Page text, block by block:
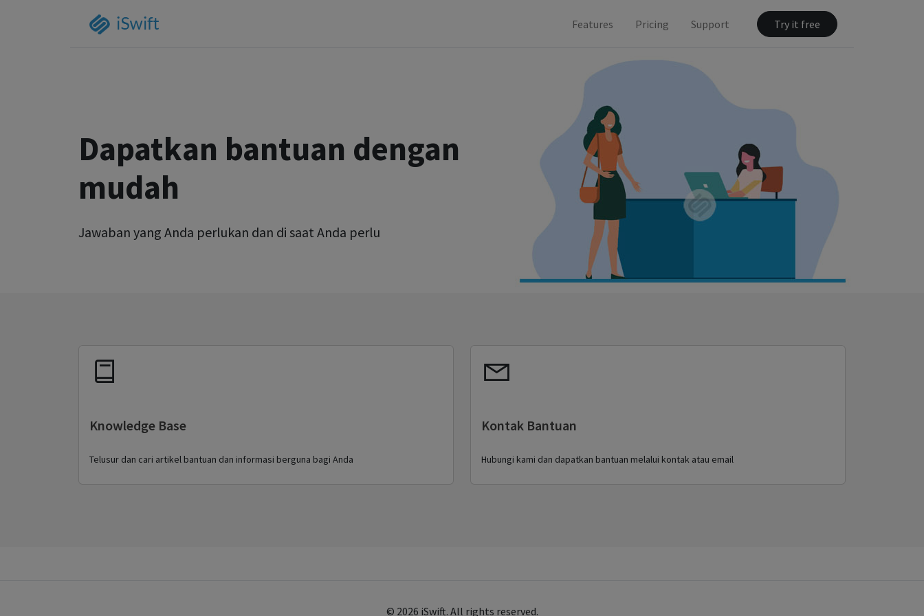
Features Pricing Support Try it free
Dapatkan bantuan dengan
mudah
Jawaban yang Anda perlukan dan di saat Anda perlu
Knowledge Base
Telusur dan cari artikel bantuan dan informasi berguna bagi Anda
Kontak Bantuan
Hubungi kami dan dapatkan bantuan melalui kontak atau email
© 2026 iSwift. All rights reserved.